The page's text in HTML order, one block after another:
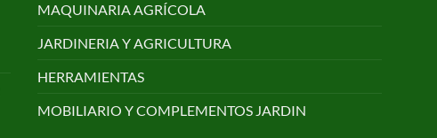
MAQUINARIA AGRÍCOLA
JARDINERIA Y AGRICULTURA
HERRAMIENTAS
MOBILIARIO Y COMPLEMENTOS JARDIN